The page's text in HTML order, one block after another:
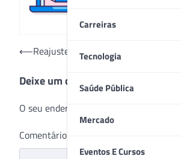
Carreiras
Tecnologia
Saúde Pública
Mercado
Eventos E Cursos
Navegação
Post
⟵Reajuste negativo da ANS alcança
Deixe um comentário
O seu endereço de e-mail não será
Comentário